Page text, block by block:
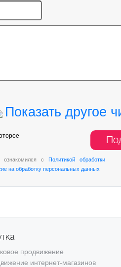
Показать другое
с Политикой обработки
на обработку персональных данных
продвижение
интернет-магазинов